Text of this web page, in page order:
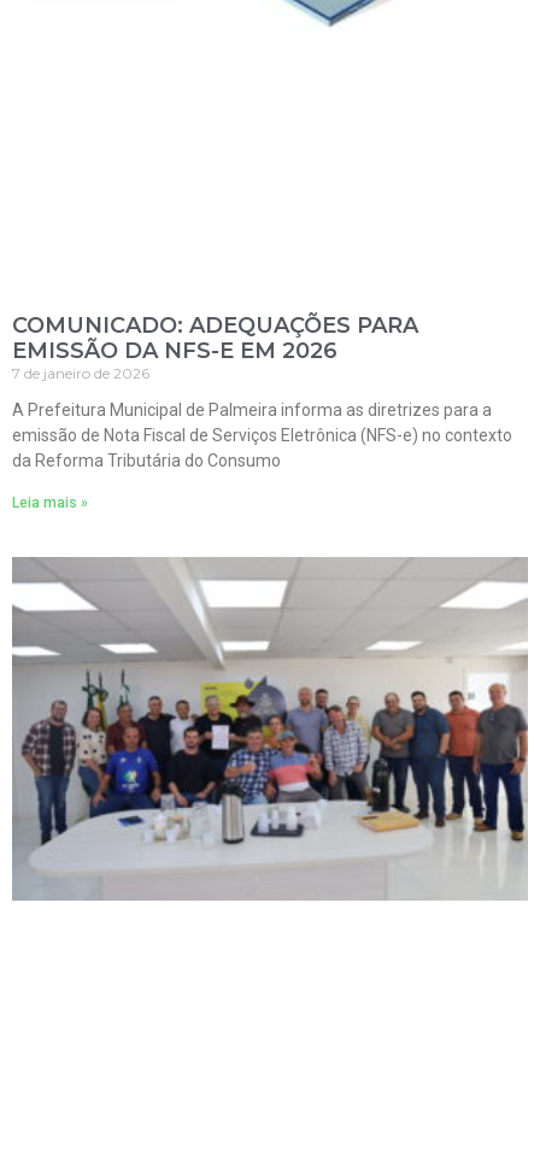
COMUNICADO: ADEQUAÇÕES PARA
EMISSÃO DA NFS-E EM 2026
7 de janeiro de 2026
A Prefeitura Municipal de Palmeira informa as diretrizes para a
emissão de Nota Fiscal de Serviços Eletrônica (NFS-e) no contexto
da Reforma Tributária do Consumo
Leia mais »